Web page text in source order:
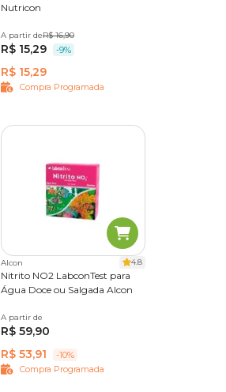
Nutricon
15 ml
A partir deR$ 16,90
R$ 15,29 -9%
R$ 15,29
Compra Programada
Alcon 4.8
Nitrito NO2 LabconTest para
Água Doce ou Salgada Alcon
Único
A partir de
R$ 59,90
R$ 53,91
-10%
Compra Programada